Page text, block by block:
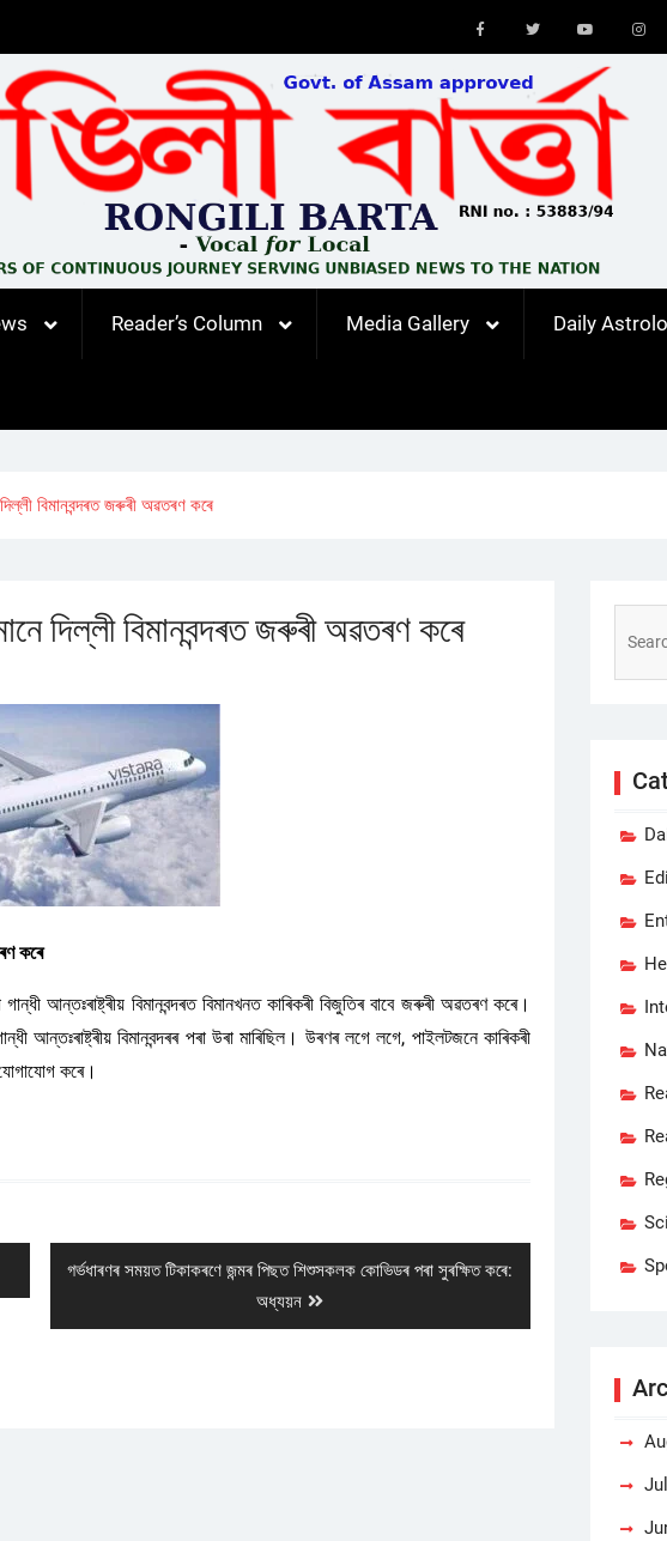
Youtube
Reader’s Column Media Gallery Daily
বিমানবন্দৰত জৰুৰী অৱতৰণ কৰে
দিল্লী বিমানবন্দৰত জৰুৰী অৱতৰণ কৰে
কৰে
আন্তঃৰাষ্ট্ৰীয় বিমানবন্দৰত বিমানখনত কাৰিকৰী বিজুতিৰ বাবে জৰুৰী অৱতৰণ কৰে।
আন্তঃৰাষ্ট্ৰীয় বিমানবন্দৰৰ পৰা উৰা মাৰিছিল। উৰণৰ লগে লগে, পাইলটজনে কাৰিকৰী
কৰে।
Next
গৰ্ভধাৰণৰ সময়ত টিকাকৰণে জন্মৰ পিছত শিশুসকলক কোভিডৰ পৰা সুৰক্ষিত কৰে:
অধ্যয়ন
for: